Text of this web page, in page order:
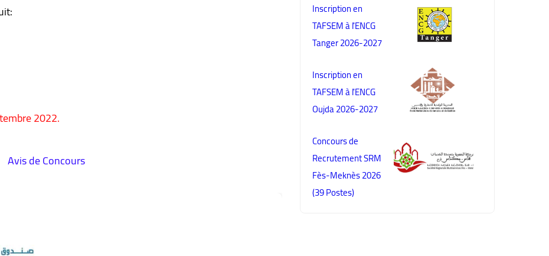
2022.
Avis de Concours
Inscription en
TAFSEM à l'ENCG
Tanger 2026-2027
Inscription en
TAFSEM à l'ENCG
Oujda 2026-2027
Concours de
Recrutement SRM
Fès-Meknès 2026
(39 Postes)